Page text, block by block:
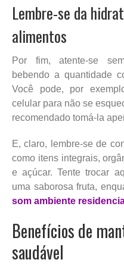
Lembre-se da
alimentos
Por fim, atente-se
bebendo a quantidade
Você pode, por
celular para não se
recomendado tomá-la
E, claro, lembre-se de
como itens integrais,
e açúcar. Tente trocar
uma saborosa fruta,
som ambiente
Benefícios de
saudável